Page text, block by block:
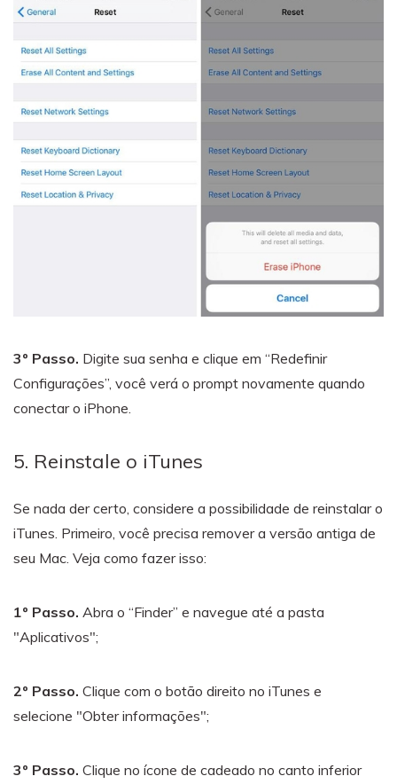
3º Passo. Digite sua senha e clique em “Redefinir
Configurações”, você verá o prompt novamente quando
conectar o iPhone.
5. Reinstale o iTunes
Se nada der certo, considere a possibilidade de reinstalar o
iTunes. Primeiro, você precisa remover a versão antiga de
seu Mac. Veja como fazer isso:
1º Passo. Abra o “Finder” e navegue até a pasta
"Aplicativos";
2º Passo. Clique com o botão direito no iTunes e
selecione "Obter informações";
3º Passo. Clique no ícone de cadeado no canto inferior